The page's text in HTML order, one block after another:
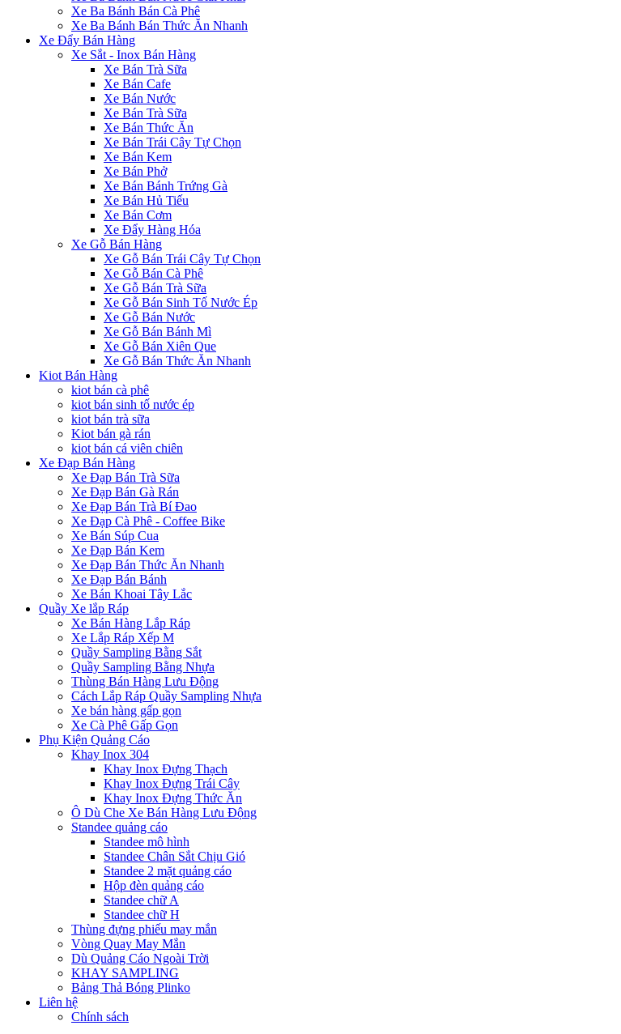
Xe Ba Bánh Bán Cà Phê
Xe Ba Bánh Bán Thức Ăn Nhanh
Xe Đẩy Bán Hàng
Xe Sắt - Inox Bán Hàng
Xe Bán Trà Sữa
Xe Bán Cafe
Xe Bán Nước
Xe Bán Trà Sữa
Xe Bán Thức Ăn
Xe Bán Trái Cây Tự Chọn
Xe Bán Kem
Xe Bán Phở
Xe Bán Bánh Trứng Gà
Xe Bán Hủ Tiếu
Xe Bán Cơm
Xe Đẩy Hàng Hóa
Xe Gỗ Bán Hàng
Xe Gỗ Bán Trái Cây Tự Chọn
Xe Gỗ Bán Cà Phê
Xe Gỗ Bán Trà Sữa
Xe Gỗ Bán Sinh Tố Nước Ép
Xe Gỗ Bán Nước
Xe Gỗ Bán Bánh Mì
Xe Gỗ Bán Xiên Que
Xe Gỗ Bán Thức Ăn Nhanh
Kiot Bán Hàng
kiot bán cà phê
kiot bán sinh tố nước ép
kiot bán trà sữa
Kiot bán gà rán
kiot bán cá viên chiên
Xe Đạp Bán Hàng
Xe Đạp Bán Trà Sữa
Xe Đạp Bán Gà Rán
Xe Đạp Bán Trà Bí Đao
Xe Đạp Cà Phê - Coffee Bike
Xe Bán Súp Cua
Xe Đạp Bán Kem
Xe Đạp Bán Thức Ăn Nhanh
Xe Đạp Bán Bánh
Xe Bán Khoai Tây Lắc
Quầy Xe lắp Ráp
Xe Bán Hàng Lắp Ráp
Xe Lắp Ráp Xếp M
Quầy Sampling Bằng Sắt
Quầy Sampling Bằng Nhựa
Thùng Bán Hàng Lưu Động
Cách Lắp Ráp Quầy Sampling Nhựa
Xe bán hàng gấp gọn
Xe Cà Phê Gấp Gọn
Phụ Kiện Quảng Cáo
Khay Inox 304
Khay Inox Đựng Thạch
Khay Inox Đựng Trái Cây
Khay Inox Đựng Thức Ăn
Ô Dù Che Xe Bán Hàng Lưu Động
Standee quảng cáo
Standee mô hình
Standee Chân Sắt Chịu Gió
Standee 2 mặt quảng cáo
Hộp đèn quảng cáo
Standee chữ A
Standee chữ H
Thùng đựng phiếu may mắn
Vòng Quay May Mắn
Dù Quảng Cáo Ngoài Trời
KHAY SAMPLING
Bảng Thả Bóng Plinko
Liên hệ
Chính sách